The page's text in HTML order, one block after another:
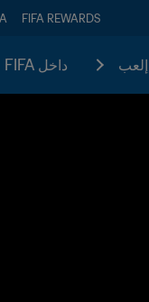
FIFA REWARDS
إلعب داخل FIFA